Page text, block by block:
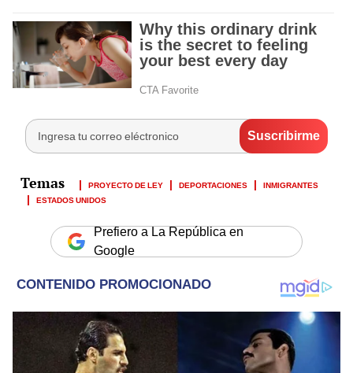
PROYECTO DE LEY DEPORTACIONES
INMIGRANTES
ESTADOS UNIDOS
Prefiero a La República en
Google